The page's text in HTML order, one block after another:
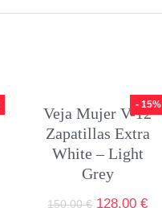
- 15%
Veja Mujer V-12
Zapatillas Extra
White – Light
Grey
150,00€ 128,00€